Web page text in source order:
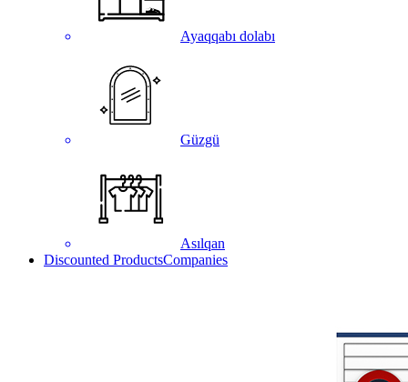
Ayaqqabı dolabı
Güzgü
Asılqan
Discounted ProductsCompanies